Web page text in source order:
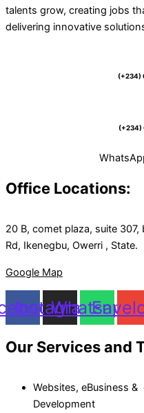
talents grow, creating jobs
delivering innovative
(+234)
(+234)
Office Locations:
20 B, comet plaza, suite
Rd, Ikenegbu, Owerri , State.
Google Map
Instagram
Whatsapp
Our Services and
Websites, eBusiness
Development